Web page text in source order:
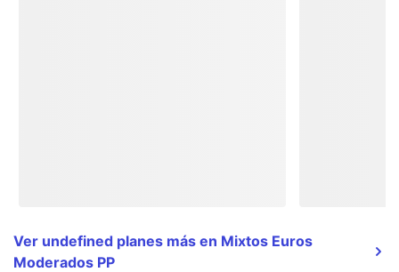
Ver undefined planes más en Mixtos Euros
Moderados PP